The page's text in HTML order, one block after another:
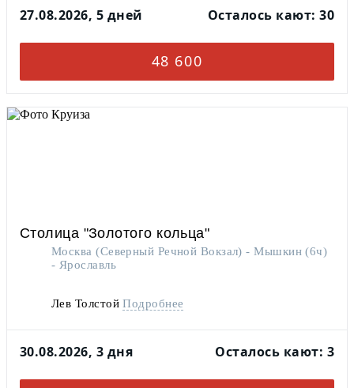
27.08.2026, 5 дней Осталось кают: 30
48 600
Столица "Золотого кольца"
Москва (Северный Речной Вокзал) - Мышкин (6ч)
- Ярославль
Лев ТолстойПодробнее
30.08.2026, 3 дня Осталось кают: 3